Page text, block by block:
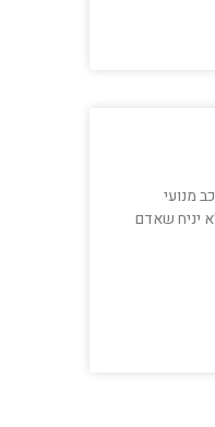
מנועי
יניח שאדם